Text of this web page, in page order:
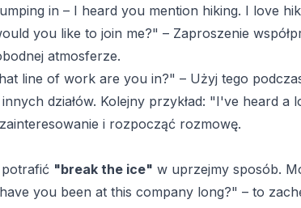
in – I heard you mention hiking. I love
you like to join me?" – Zaproszenie
atmosferze.
line of work are you in?" – Użyj tego
działów. Kolejny przykład: "I've heard a
i rozpocząć rozmowę.
"break the ice" w uprzejmy sposób.
you been at this company long?" – to